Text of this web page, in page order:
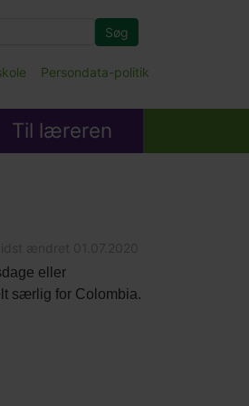
Persondata-politik
Søg
Til læreren
eller
særlig for Colombia.